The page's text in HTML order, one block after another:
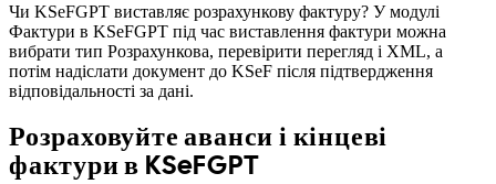
Чи KSeFGPT виставляє розрахункову фактуру? У модулі
Фактури в KSeFGPT під час виставлення фактури можна
вибрати тип Розрахункова, перевірити перегляд і XML, а
потім надіслати документ до KSeF після підтвердження
відповідальності за дані.
Розраховуйте аванси і кінцеві
фактури в KSeFGPT